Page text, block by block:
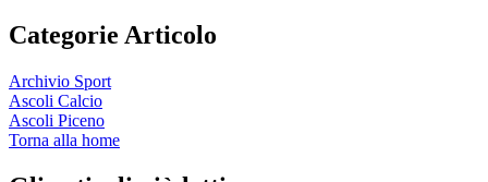
Categorie Articolo
Archivio Sport
Ascoli Calcio
Ascoli Piceno
Torna alla home